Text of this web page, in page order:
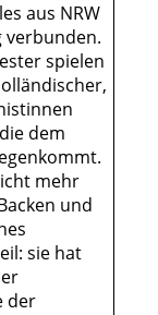
aus NRW
verbunden.
spielen
dem
mehr
und
sie hat
der